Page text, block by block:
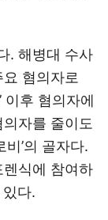
. 해병대 수사
혐의자로
이후 혐의자에
자를 줄이도
’의 골자다.
식에 참여하
다.